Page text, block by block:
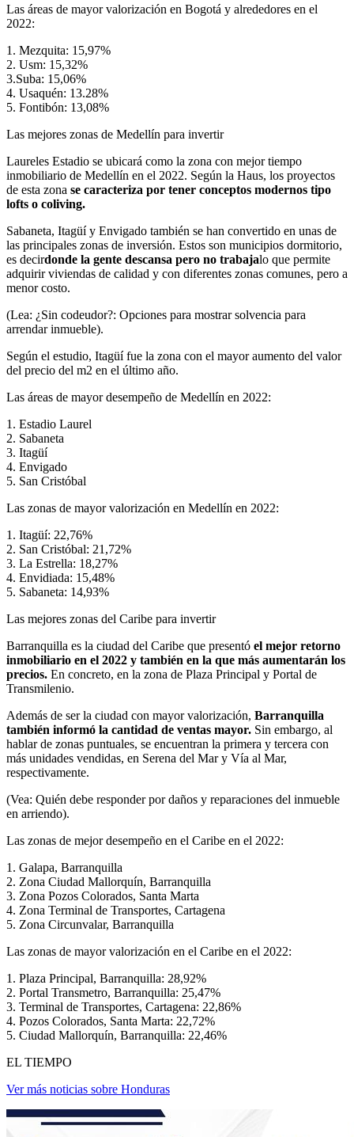
Las áreas de mayor valorización en Bogotá y alrededores en el
2022:
1. Mezquita: 15,97%
2. Usm: 15,32%
3.Suba: 15,06%
4. Usaquén: 13.28%
5. Fontibón: 13,08%
Las mejores zonas de Medellín para invertir
Laureles Estadio se ubicará como la zona con mejor tiempo
inmobiliario de Medellín en el 2022. Según la Haus, los proyectos
de esta zona se caracteriza por tener conceptos modernos tipo
lofts o coliving.
Sabaneta, Itagüí y Envigado también se han convertido en unas de
las principales zonas de inversión. Estos son municipios dormitorio,
es decirdonde la gente descansa pero no trabajalo que permite
adquirir viviendas de calidad y con diferentes zonas comunes, pero a
menor costo.
(Lea: ¿Sin codeudor?: Opciones para mostrar solvencia para
arrendar inmueble).
Según el estudio, Itagüí fue la zona con el mayor aumento del valor
del precio del m2 en el último año.
Las áreas de mayor desempeño de Medellín en 2022:
1. Estadio Laurel
2. Sabaneta
3. Itagüí
4. Envigado
5. San Cristóbal
Las zonas de mayor valorización en Medellín en 2022:
1. Itagüí: 22,76%
2. San Cristóbal: 21,72%
3. La Estrella: 18,27%
4. Envidiada: 15,48%
5. Sabaneta: 14,93%
Las mejores zonas del Caribe para invertir
Barranquilla es la ciudad del Caribe que presentó el mejor retorno
inmobiliario en el 2022 y también en la que más aumentarán los
precios. En concreto, en la zona de Plaza Principal y Portal de
Transmilenio.
Además de ser la ciudad con mayor valorización, Barranquilla
también informó la cantidad de ventas mayor. Sin embargo, al
hablar de zonas puntuales, se encuentran la primera y tercera con
más unidades vendidas, en Serena del Mar y Vía al Mar,
respectivamente.
(Vea: Quién debe responder por daños y reparaciones del inmueble
en arriendo).
Las zonas de mejor desempeño en el Caribe en el 2022:
1. Galapa, Barranquilla
2. Zona Ciudad Mallorquín, Barranquilla
3. Zona Pozos Colorados, Santa Marta
4. Zona Terminal de Transportes, Cartagena
5. Zona Circunvalar, Barranquilla
Las zonas de mayor valorización en el Caribe en el 2022:
1. Plaza Principal, Barranquilla: 28,92%
2. Portal Transmetro, Barranquilla: 25,47%
3. Terminal de Transportes, Cartagena: 22,86%
4. Pozos Colorados, Santa Marta: 22,72%
5. Ciudad Mallorquín, Barranquilla: 22,46%
EL TIEMPO
Ver más noticias sobre Honduras